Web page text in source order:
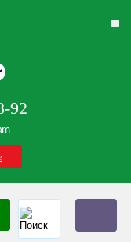
92